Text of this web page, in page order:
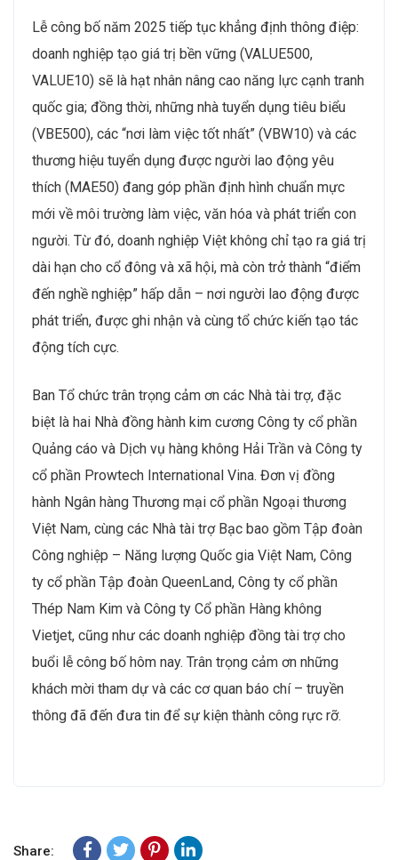
Lễ công bố năm 2025 tiếp tục khẳng định thông điệp:
doanh nghiệp tạo giá trị bền vững (VALUE500,
VALUE10) sẽ là hạt nhân nâng cao năng lực cạnh tranh
quốc gia; đồng thời, những nhà tuyển dụng tiêu biểu
(VBE500), các “nơi làm việc tốt nhất” (VBW10) và các
thương hiệu tuyển dụng được người lao động yêu
thích (MAE50) đang góp phần định hình chuẩn mực
mới về môi trường làm việc, văn hóa và phát triển con
người. Từ đó, doanh nghiệp Việt không chỉ tạo ra giá trị
dài hạn cho cổ đông và xã hội, mà còn trở thành “điểm
đến nghề nghiệp” hấp dẫn – nơi người lao động được
phát triển, được ghi nhận và cùng tổ chức kiến tạo tác
động tích cực.
Ban Tổ chức trân trọng cảm ơn các Nhà tài trợ, đặc
biệt là hai Nhà đồng hành kim cương Công ty cổ phần
Quảng cáo và Dịch vụ hàng không Hải Trần và Công ty
cổ phần Prowtech International Vina. Đơn vị đồng
hành Ngân hàng Thương mại cổ phần Ngoại thương
Việt Nam, cùng các Nhà tài trợ Bạc bao gồm Tập đoàn
Công nghiệp – Năng lượng Quốc gia Việt Nam, Công
ty cổ phần Tập đoàn QueenLand, Công ty cổ phần
Thép Nam Kim và Công ty Cổ phần Hàng không
Vietjet, cũng như các doanh nghiệp đồng tài trợ cho
buổi lễ công bố hôm nay. Trân trọng cảm ơn những
khách mời tham dự và các cơ quan báo chí – truyền
thông đã đến đưa tin để sự kiện thành công rực rỡ.
Share: